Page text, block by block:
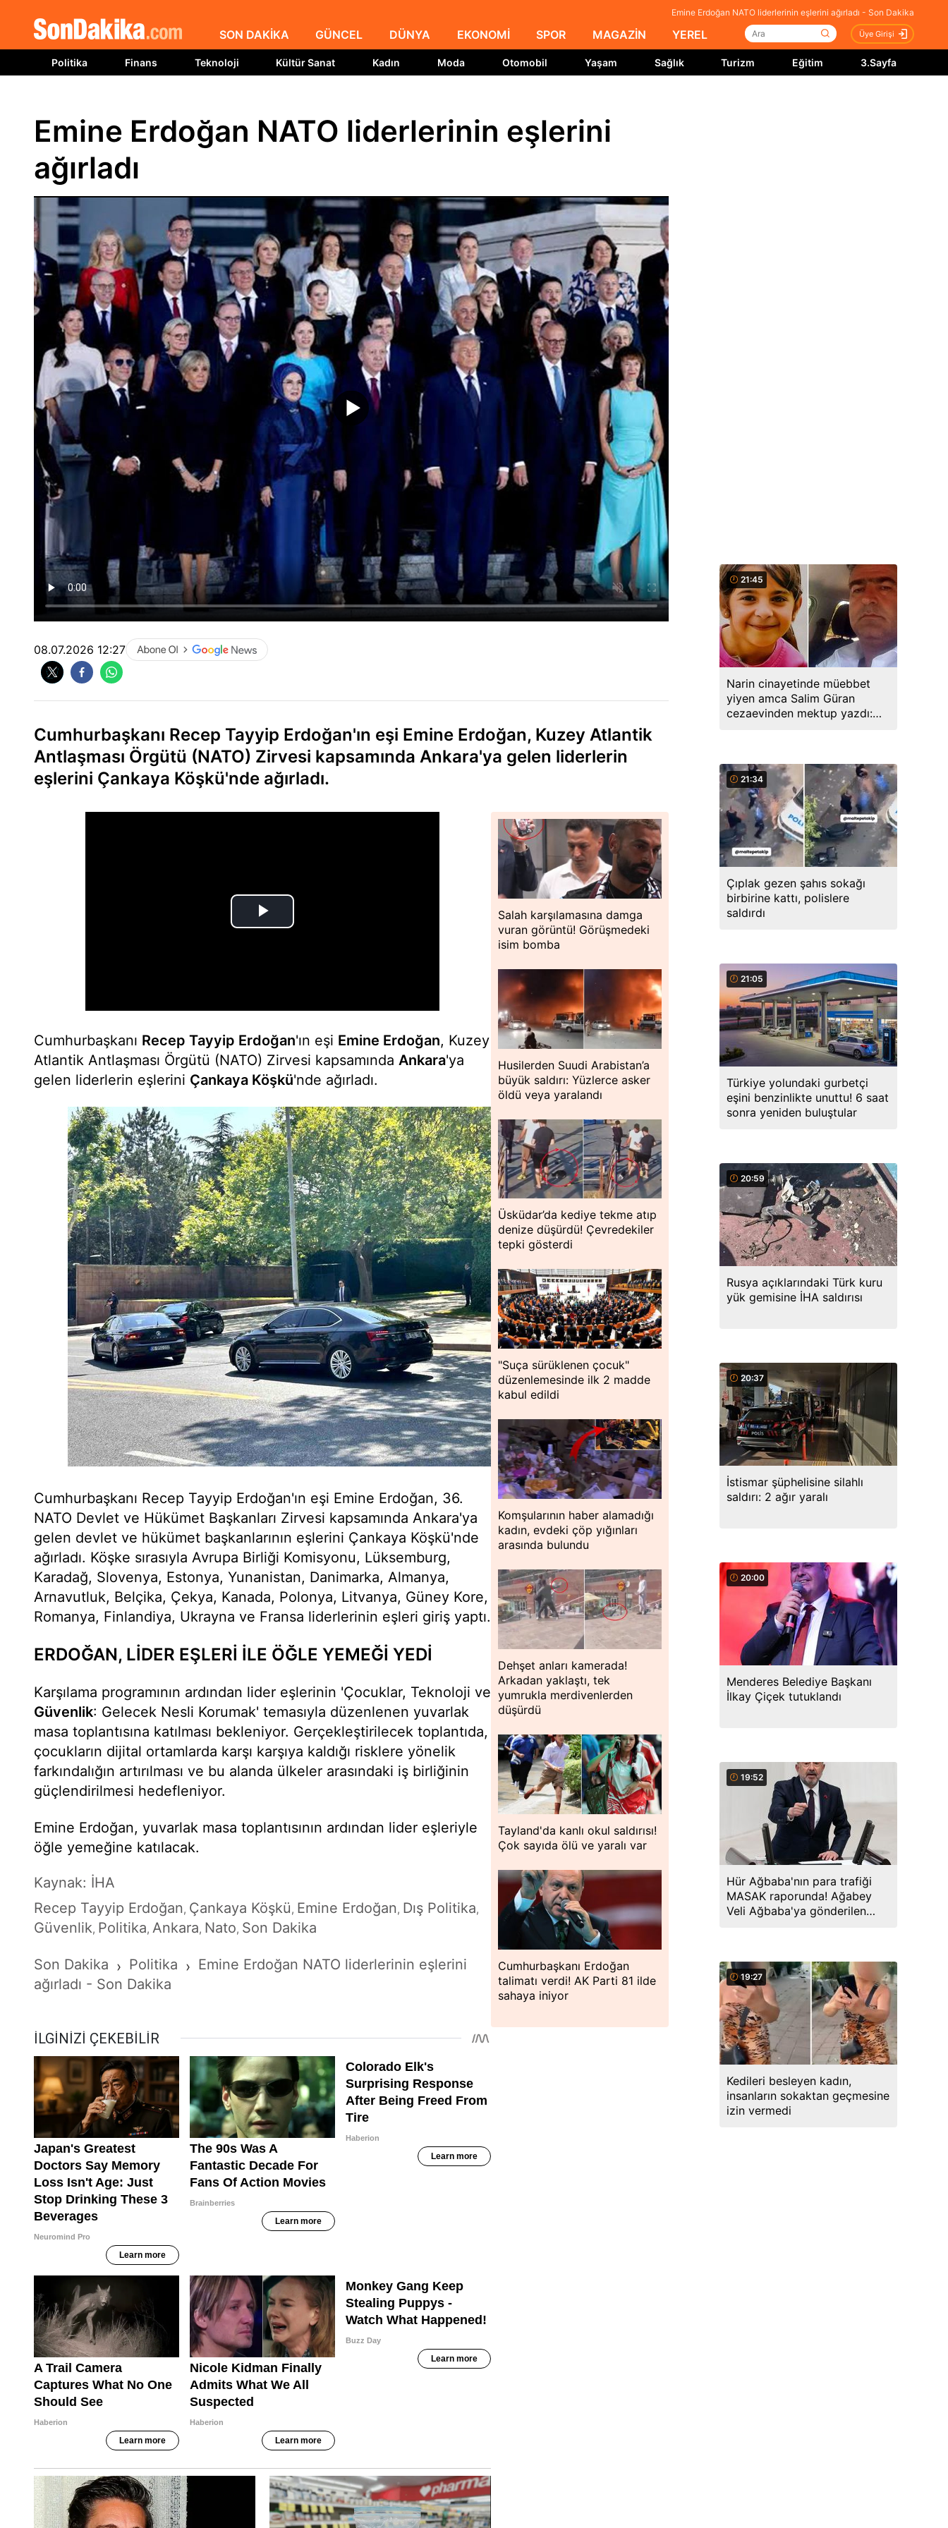
Emine Erdoğan NATO liderlerinin eşlerini ağırladı - Son Dakika
SON DAKİKA GÜNCEL DÜNYA EKONOMİ SPOR MAGAZİN YEREL Üye Girişi
Politika Finans Teknoloji Kültür Sanat Kadın Moda Otomobil Yaşam Sağlık Turizm Eğitim 3.Sayfa
Emine Erdoğan NATO liderlerinin eşlerini
ağırladı
08.07.2026 12:27
Cumhurbaşkanı Recep Tayyip Erdoğan'ın eşi Emine Erdoğan, Kuzey Atlantik
Antlaşması Örgütü (NATO) Zirvesi kapsamında Ankara'ya gelen liderlerin
eşlerini Çankaya Köşkü'nde ağırladı.
Cumhurbaşkanı Recep Tayyip Erdoğan'ın eşi Emine Erdoğan, Kuzey
Atlantik Antlaşması Örgütü (NATO) Zirvesi kapsamında Ankara'ya
gelen liderlerin eşlerini Çankaya Köşkü'nde ağırladı.
Cumhurbaşkanı Recep Tayyip Erdoğan'ın eşi Emine Erdoğan, 36.
NATO Devlet ve Hükümet Başkanları Zirvesi kapsamında Ankara'ya
gelen devlet ve hükümet başkanlarının eşlerini Çankaya Köşkü'nde
ağırladı. Köşke sırasıyla Avrupa Birliği Komisyonu, Lüksemburg,
Karadağ, Slovenya, Estonya, Yunanistan, Danimarka, Almanya,
Arnavutluk, Belçika, Çekya, Kanada, Polonya, Litvanya, Güney Kore,
Romanya, Finlandiya, Ukrayna ve Fransa liderlerinin eşleri giriş yaptı.
ERDOĞAN, LİDER EŞLERİ İLE ÖĞLE YEMEĞİ YEDİ
Karşılama programının ardından lider eşlerinin 'Çocuklar, Teknoloji ve
Güvenlik: Gelecek Nesli Korumak' temasıyla düzenlenen yuvarlak
masa toplantısına katılması bekleniyor. Gerçekleştirilecek toplantıda,
çocukların dijital ortamlarda karşı karşıya kaldığı risklere yönelik
farkındalığın artırılması ve bu alanda ülkeler arasındaki iş birliğinin
güçlendirilmesi hedefleniyor.
Emine Erdoğan, yuvarlak masa toplantısının ardından lider eşleriyle
öğle yemeğine katılacak.
Kaynak: İHA
Recep Tayyip Erdoğan, Çankaya Köşkü, Emine Erdoğan, Dış Politika,
Güvenlik, Politika, Ankara, Nato, Son Dakika
Son Dakika › Politika › Emine Erdoğan NATO liderlerinin eşlerini
ağırladı - Son Dakika
Salah karşılamasına damga
vuran görüntü! Görüşmedeki
isim bomba
Husilerden Suudi Arabistan’a
büyük saldırı: Yüzlerce asker
öldü veya yaralandı
Üsküdar’da kediye tekme atıp
denize düşürdü! Çevredekiler
tepki gösterdi
"Suça sürüklenen çocuk"
düzenlemesinde ilk 2 madde
kabul edildi
Komşularının haber alamadığı
kadın, evdeki çöp yığınları
arasında bulundu
Dehşet anları kamerada!
Arkadan yaklaştı, tek
yumrukla merdivenlerden
düşürdü
Tayland'da kanlı okul saldırısı!
Çok sayıda ölü ve yaralı var
Cumhurbaşkanı Erdoğan
talimatı verdi! AK Parti 81 ilde
sahaya iniyor
21:45
Narin cinayetinde müebbet
yiyen amca Salim Güran
cezaevinden mektup yazdı:
21:34
Çıplak gezen şahıs sokağı
birbirine kattı, polislere
saldırdı
21:05
Türkiye yolundaki gurbetçi
eşini benzinlikte unuttu! 6 saat
sonra yeniden buluştular
20:59
Rusya açıklarındaki Türk kuru
yük gemisine İHA saldırısı
20:37
İstismar şüphelisine silahlı
saldırı: 2 ağır yaralı
20:00
Menderes Belediye Başkanı
İlkay Çiçek tutuklandı
19:52
Hür Ağbaba'nın para trafiği
MASAK raporunda! Ağabey
Veli Ağbaba'ya gönderilen
19:27
Kedileri besleyen kadın,
insanların sokaktan geçmesine
izin vermedi